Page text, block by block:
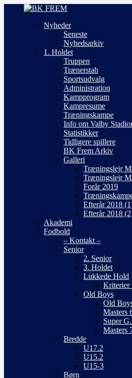
Nyheder
Seneste
Nyhedsarkiv
1. Holdet
Truppen
Trænerstab
Sportsudvalg
Administration
Kampprogram
Kampresume
Træningskampe
Info om Valby
Statistikker
Tidligere spillere
BK Frem Arkiv
Galleri
Træningslejr
Træningslejr
Forår 2019
Efterår 2018
Efterår 2018
Akademi
Fodbold
– Kontakt –
Senior
2. Senior
3. Holdet
Lukkede Hold
Kriterier
Old Boys
Old
Masters
Super
Masters
Bredde
U17.2
U15.2
U15-3
Børn